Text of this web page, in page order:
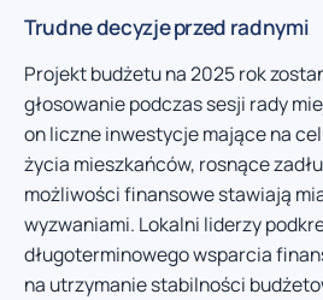
Trudne decyzje przed radnymi
Projekt budżetu na 2025 rok
głosowanie podczas sesji rady
on liczne inwestycje mające na
życia mieszkańców, rosnące
możliwości finansowe stawiają
wyzwaniami. Lokalni liderzy
długoterminowego wsparcia
na utrzymanie stabilności